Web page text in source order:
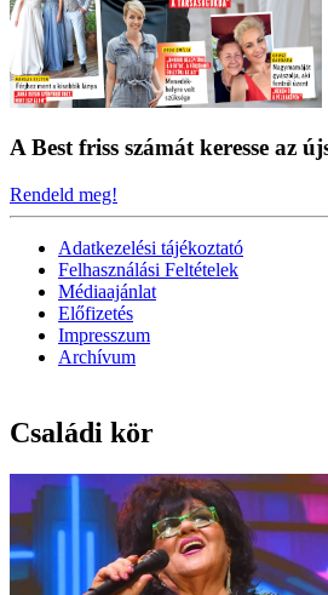
A Best friss számát keresse az
Rendeld meg!
Adatkezelési tájékoztató
Felhasználási Feltételek
Médiaajánlat
Előfizetés
Impresszum
Archívum
Családi kör